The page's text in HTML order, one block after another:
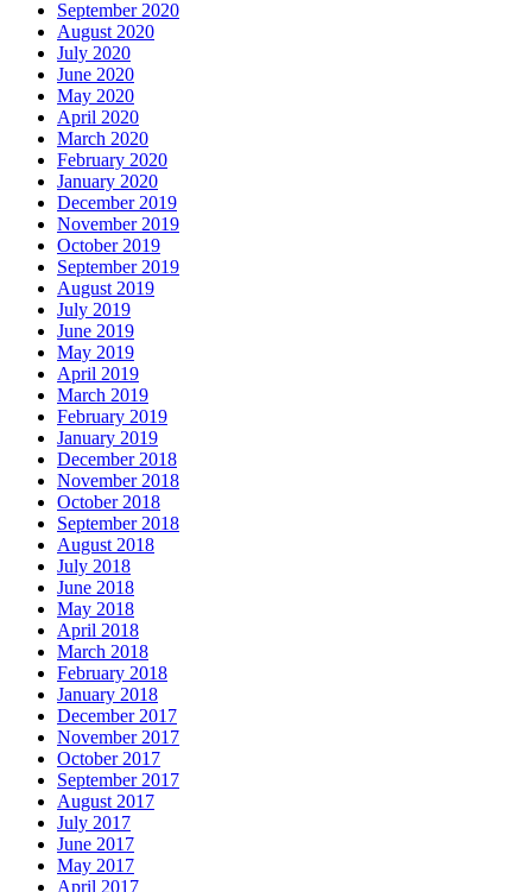
September 2020
August 2020
July 2020
June 2020
May 2020
April 2020
March 2020
February 2020
January 2020
December 2019
November 2019
October 2019
September 2019
August 2019
July 2019
June 2019
May 2019
April 2019
March 2019
February 2019
January 2019
December 2018
November 2018
October 2018
September 2018
August 2018
July 2018
June 2018
May 2018
April 2018
March 2018
February 2018
January 2018
December 2017
November 2017
October 2017
September 2017
August 2017
July 2017
June 2017
May 2017
April 2017